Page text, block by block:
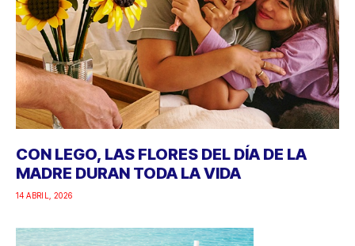
CON LEGO, LAS FLORES DEL DÍA DE LA
MADRE DURAN TODA LA VIDA
14 ABRIL, 2026